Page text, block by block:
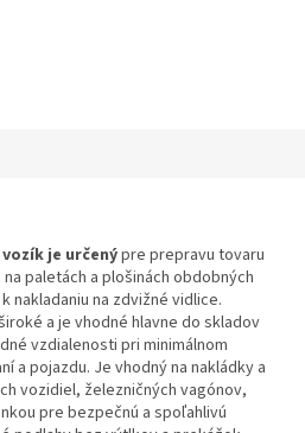
je určenýpre prepravu tovaru
paletách a plošinách obdobných
nakladaniu na zdvižné vidlice.
a je vhodné hlavne do skladov
vzdialenosti pri minimálnom
a pojazdu. Je vhodný na nakládky a
vozidiel, železničných vagónov,
pre bezpečnú a spoľahlivú